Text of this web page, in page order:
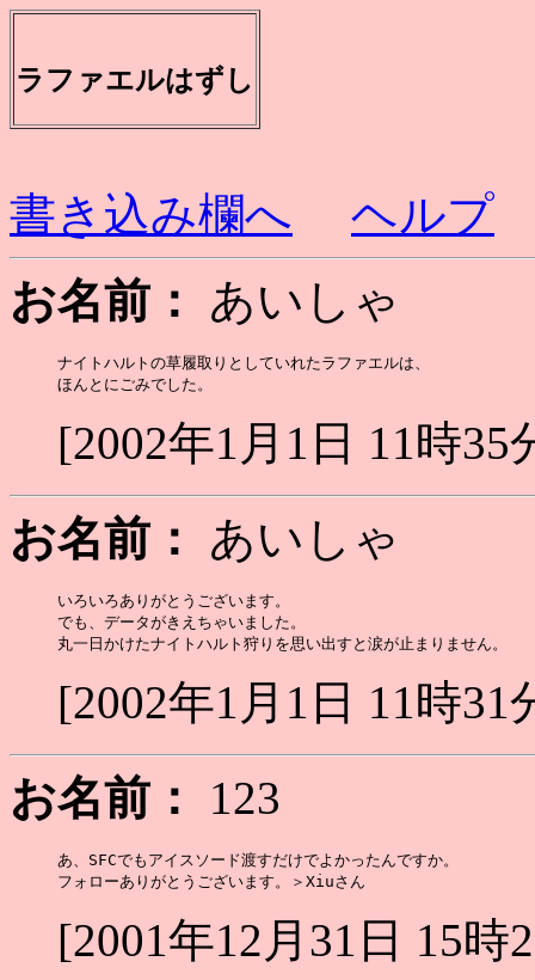
ラファエルはずし
書き込み欄へ
ヘルプ
お名前：
あいしゃ
ナイトハルトの草履取りとしていれたラファエルは、
[2002年1月1日 11時35
お名前：
あいしゃ
いろいろありがとうございます。
でも、データがきえちゃいました。
[2002年1月1日 11時31
お名前：
123
あ、SFCでもアイスソード渡すだけでよかったんですか。
[2001年12月31日 15時